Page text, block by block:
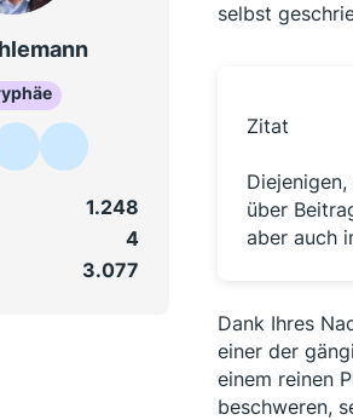
1.248
4
3.077
selbst
Zitat
über
aber auch
Dank Ihres
einer der
einem reinen
beschweren,